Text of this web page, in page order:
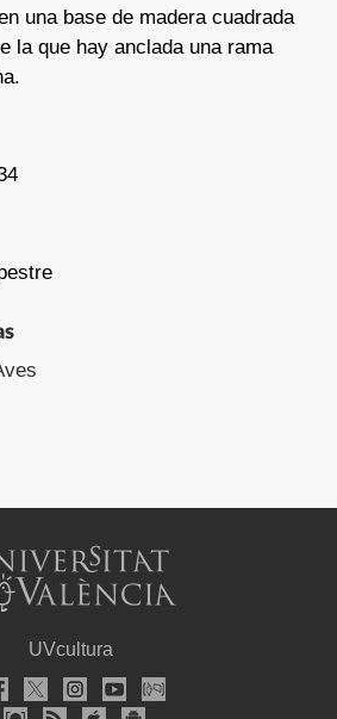
una base de madera cuadrada
la que hay anclada una rama
UVcultura